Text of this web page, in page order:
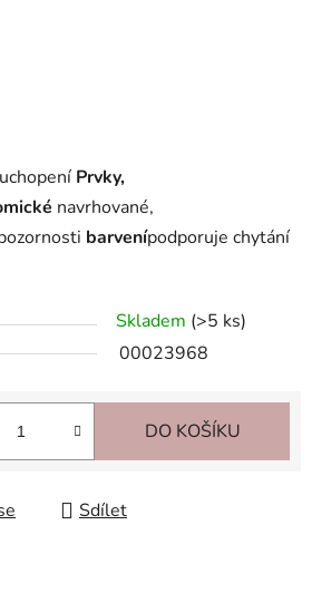
Prvky,
navrhované,
barvenípodporuje chytání
Skladem (>5 ks)
00023968
DO KOŠÍKU
Sdílet